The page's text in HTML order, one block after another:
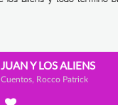
JUAN Y LOS ALIENS
Cuentos, Rocco Patrick